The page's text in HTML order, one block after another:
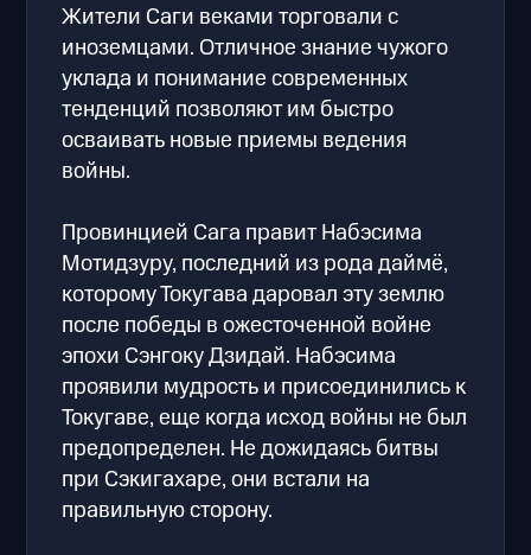
Жители Саги веками торговали с
иноземцами. Отличное знание чужого
уклада и понимание современных
тенденций позволяют им быстро
осваивать новые приемы ведения
войны.
Провинцией Сага правит Набэсима
Мотидзуру, последний из рода даймё,
которому Токугава даровал эту землю
после победы в ожесточенной войне
эпохи Сэнгоку Дзидай. Набэсима
проявили мудрость и присоединились к
Токугаве, еще когда исход войны не был
предопределен. Не дожидаясь битвы
при Сэкигахаре, они встали на
правильную сторону.